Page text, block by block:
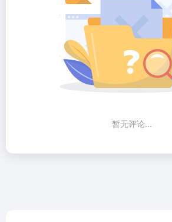
暂无评论...